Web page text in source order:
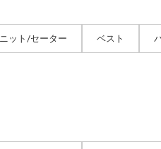
ニット/セーター ベスト